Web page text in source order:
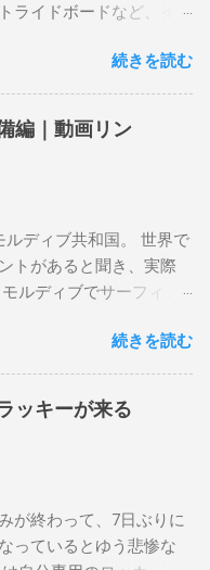
ライドボードなど、イ
ジです。 記録と残して
たちはもうすでに人に
がほとんどだけど。 色
って、サーフィンの世
ロングライドしてきたポ
レインボーベイ、グリ
ービーチ、キラ、レノ
バーレー、キラ、レイ
ビーチ 絶対に入りたい
チ、グレートオーシャ
1
Glassing Team 4×4
Dacy 6'0 Nick Maz 5'5"×
続きを読む
編｜動画リン
ルディブ共和国。 世界で
トがあると聞き、実際
ルディブでサーフィン
して目の前のブレイク
もうひとつが、複数の
トトリップ」です。 今
プで、時間と空間の贅
「よういちチャンネル
外のサーフトリップ専
続きを読む
ッキーが来る
が終わって、7日ぶりに
っているとゆう悲惨な